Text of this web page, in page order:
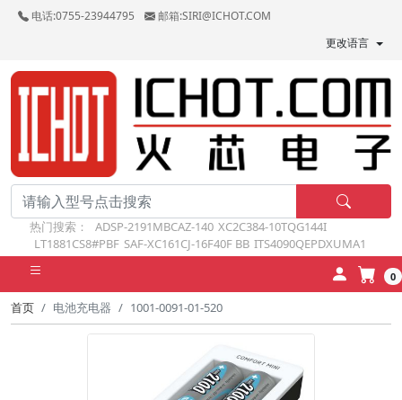
电话:0755-23944795
邮箱:SIRI@ICHOT.COM
更改语言
热门搜索： ADSP-2191MBCAZ-140 XC2C384-10TQG144I
LT1881CS8#PBF SAF-XC161CJ-16F40F BB ITS4090QEPDXUMA1
0
首页 电池充电器 1001-0091-01-520